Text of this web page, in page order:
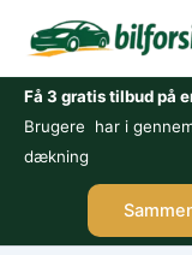
Få 3 gratis tilbud på
Brugere har i
dækning